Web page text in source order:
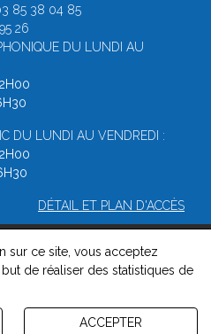
85 38 04 85
26
DU LUNDI AU
DU LUNDI AU VENDREDI :
DÉTAIL ET PLAN D'ACCÈS
Commerce de Macon -Mentions
des cookies -Politique de
et de cookies
: 1.8.1
sur ce site, vous acceptez
de réaliser des statistiques de
ACCEPTER